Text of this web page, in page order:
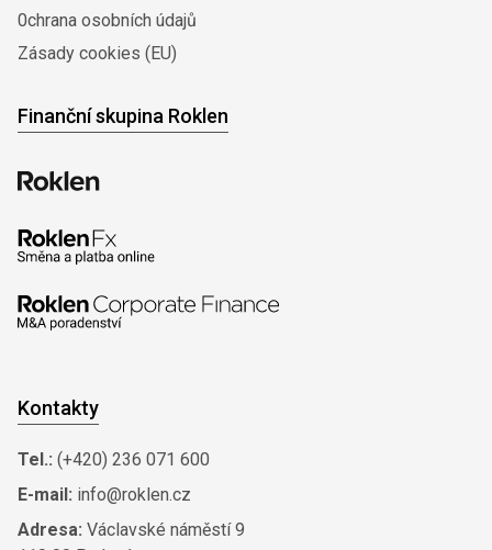
0chrana osobních údajů
Zásady cookies (EU)
Finanční skupina Roklen
Kontakty
Tel.: (+420) 236 071 600
E-mail: info@roklen.cz
Adresa: Václavské náměstí 9